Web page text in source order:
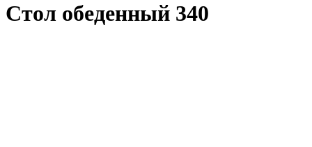
Стол обеденный 340